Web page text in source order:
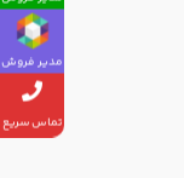
مدیر فروش
تماس سریع